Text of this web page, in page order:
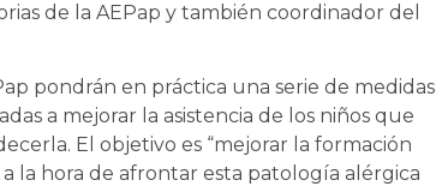
de la AEPap y también coordinador del
pondrán en práctica una serie de medidas
a mejorar la asistencia de los niños que
El objetivo es “mejorar la formación
la hora de afrontar esta patología alérgica